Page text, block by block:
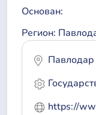
Основан:
Регион:
Павлодар
https://